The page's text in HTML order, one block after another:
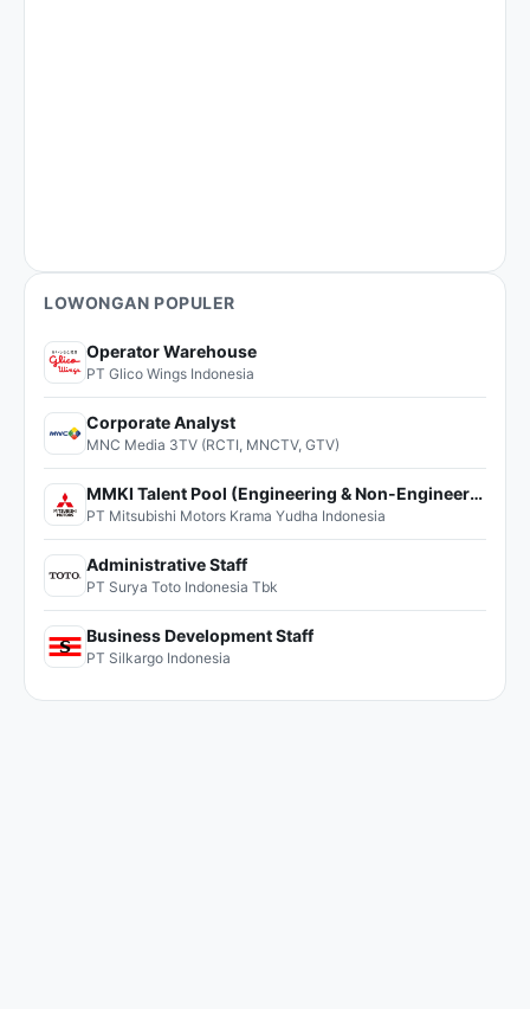
LOWONGAN POPULER
Operator Warehouse
PT Glico Wings Indonesia
Corporate Analyst
MNC Media 3TV (RCTI, MNCTV, GTV)
MMKI Talent Pool (Engineering & Non-Engineering)
PT Mitsubishi Motors Krama Yudha Indonesia
Administrative Staff
PT Surya Toto Indonesia Tbk
Business Development Staff
PT Silkargo Indonesia